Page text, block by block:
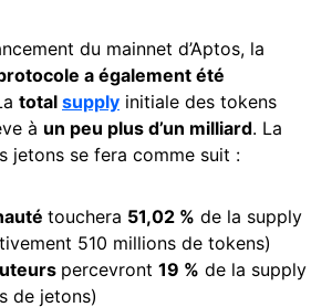
du mainnet d’Aptos, la
a également été
total supply initiale des tokens
à un peu plus d’un milliard. La
jetons se fera comme suit :
touchera 51,02 % de la supply
510 millions de tokens)
percevront 19 % de la supply
de jetons)